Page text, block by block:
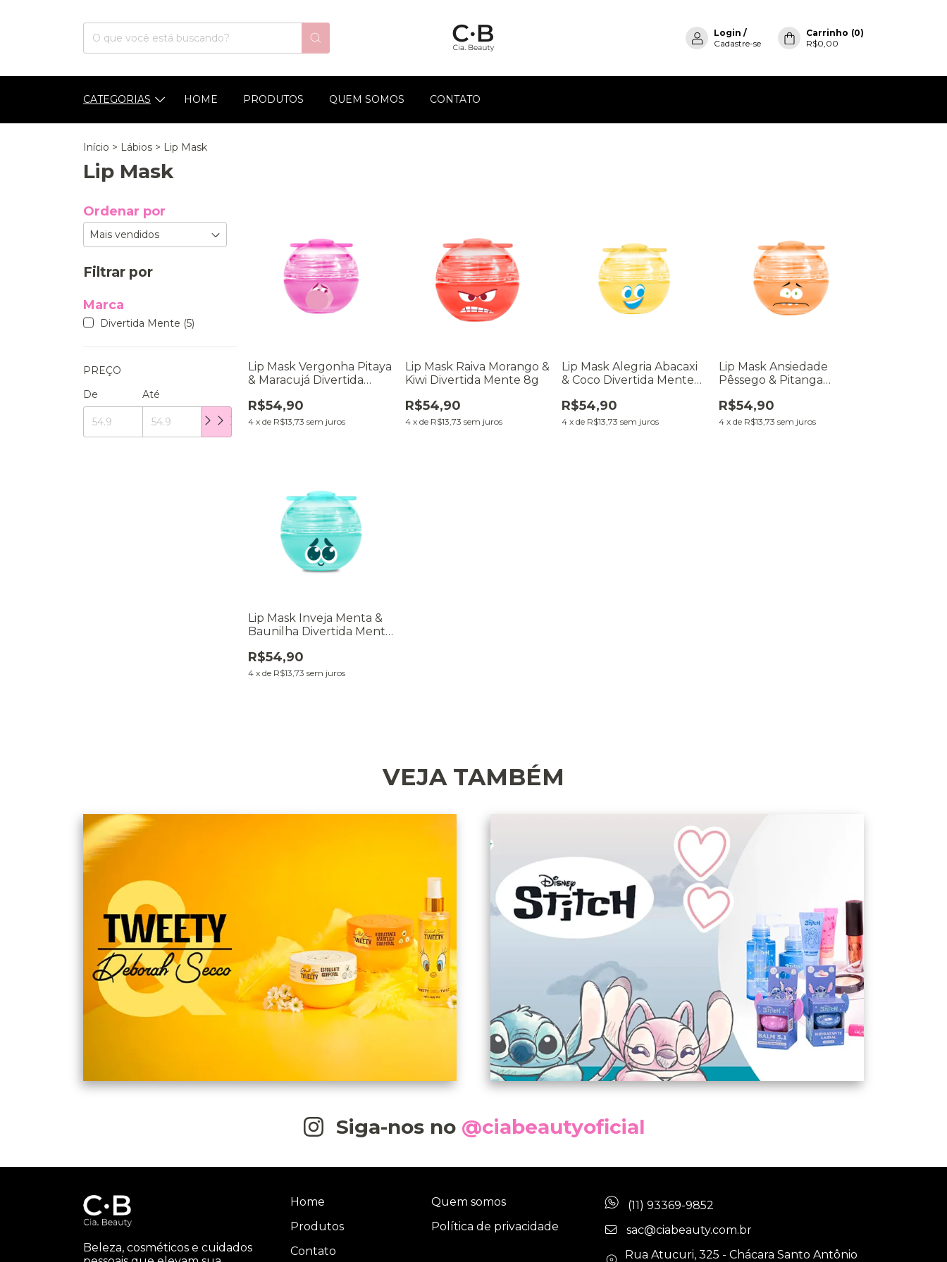
Login /
Cadastre-se
Carrinho (0)
R$0,00
CATEGORIAS HOME PRODUTOS QUEM SOMOS CONTATO
Início > Lábios > Lip Mask
Lip Mask
Ordenar por
Filtrar por
Marca
Divertida Mente (5)
PREÇO
De
Até
Lip Mask Vergonha Pitaya
& Maracujá Divertida
R$54,90
4 xde R$13,73 sem juros
Lip Mask Raiva Morango &
Kiwi Divertida Mente 8g
R$54,90
4 x de R$13,73 sem juros
Lip Mask Alegria Abacaxi
& Coco Divertida Mente
R$54,90
4 xde R$13,73 sem juros
Lip Mask Ansiedade
Pêssego & Pitanga
R$54,90
4 x de R$13,73 sem juros
Lip Mask Inveja Menta &
Baunilha Divertida Mente
R$54,90
4 xde R$13,73 sem juros
VEJA TAMBÉM
Siga-nos no @ciabeautyoficial
Beleza, cosméticos e cuidados
Home
Produtos
Contato
Quem somos
Política de privacidade
(11) 93369-9852
sac@ciabeauty.com.br
Rua Atucuri, 325 - Chácara Santo Antônio